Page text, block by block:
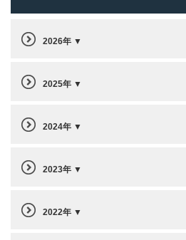
2026年
2025年
2024年
2023年
2022年